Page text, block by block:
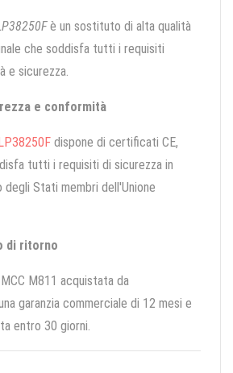
è un sostituto di alta qualità
che soddisfa tutti i requisiti
e sicurezza.
e conformità
dispone di certificati CE,
tutti i requisiti di sicurezza in
Stati membri dell'Unione
di ritorno
M811 acquistata da
garanzia commerciale di 12 mesi e
entro 30 giorni.